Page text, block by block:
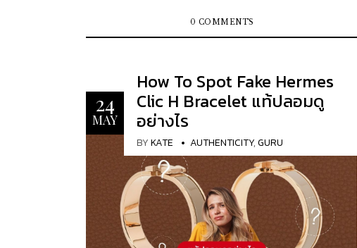
ปีจนกลายเป็นตำนาน ในวันนี้ KATE XOXO จะพาคุณไป
รู้จักประวัติศาสตร์และเรื่องราวเบื้องหลังของ 10 ประวัติ
ก่อน 1. Louis Vuitton แบรนด์ Louis Vuitton ก่อตั้งขึ้น
ในปี 1854 โดย มองซิเออ หลุยส์ วิตตอง ในกรุงปารีส
ประเทศฝรั่งเศส ด้วยความเชี่ยวชาญในการออกแบบ
กระเป๋าเดินทางที่มีน้ำหนักเบา แข็งแรง และกันน้ำ หลุยส์
วิตตอง ได้ปฏิวัติวงการการเดินทางด้วยการสร้างหีบ
เดินทางที่มีดีไซน์ทันสมัย และแตกต่างจากหีบทรงโดมใน
ยุคนั้น โดยสามารถซ้อนเก็บได้ง่าย ผลงานชิ้นแรกอย่าง
หีบ Trianon (หีบรูปทรงสี่เหลี่ยมผืนผ้า) ได้รับความนิยม
ในหมู่ชนชั้นสูงอย่างรวดเร็ว ทำให้ Louis Vuitton กลาย
เป็นแบรนด์ที่โดดเด่นในด้านความหรูหรา และคุณภาพ
ความสำเร็จและการเติบโตระดับโลก จอร์จ วิตตอง
0 COMMENTS
24
MAY
How To Spot Fake Hermes
Clic H Bracelet แท้ปลอมดู
อย่างไร
BYKATE AUTHENTICITY,GURU